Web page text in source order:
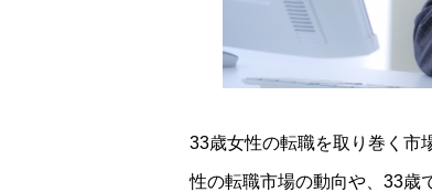
33歳女性の転職を取り巻く市
性の転職市場の動向や、33歳